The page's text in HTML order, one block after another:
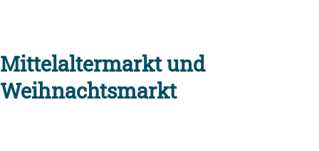
Mittelaltermarkt und
Weihnachtsmarkt